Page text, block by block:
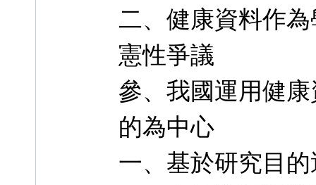
二、健康資料作
憲性爭議
參、我國運用健
的為中心
一、基於研究目